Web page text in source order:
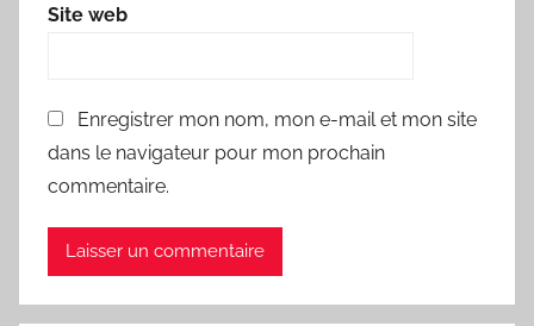
Site web
Enregistrer mon nom, mon e-mail et mon site
dans le navigateur pour mon prochain
commentaire.